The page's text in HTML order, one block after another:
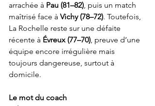
arrachée à Pau (81–82), puis un match
maîtrisé face à Vichy (78–72). Toutefois,
La Rochelle reste sur une défaite
récente à Évreux (77–70), preuve d’une
équipe encore irrégulière mais
toujours dangereuse, surtout à
domicile.
Le mot du coach